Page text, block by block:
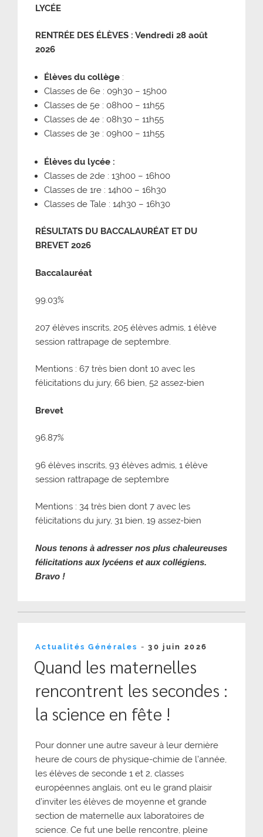
LYCÉE
RENTRÉE DES ÉLÈVES : Vendredi 28 août
2026
Élèves du collège :
Classes de 6e : 09h30 – 15h00
Classes de 5e : 08h00 – 11h55
Classes de 4e : 08h30 – 11h55
Classes de 3e : 09h00 – 11h55
Élèves du lycée :
Classes de 2de : 13h00 – 16h00
Classes de 1re : 14h00 – 16h30
Classes de Tale : 14h30 – 16h30
RÉSULTATS DU BACCALAURÉAT ET DU
BREVET 2026
Baccalauréat
99.03%
207 élèves inscrits, 205 élèves admis, 1 élève
session rattrapage de septembre.
Mentions : 67 très bien dont 10 avec les
félicitations du jury, 66 bien, 52 assez-bien
Brevet
96.87%
96 élèves inscrits, 93 élèves admis, 1 élève
session rattrapage de septembre
Mentions : 34 très bien dont 7 avec les
félicitations du jury, 31 bien, 19 assez-bien
Nous tenons à adresser nos plus chaleureuses
félicitations aux lycéens et aux collégiens.
Bravo !
Actualités Générales -Publié
30 juin 2026
Quand les maternelles
rencontrent les secondes :
la science en fête !
Pour donner une autre saveur à leur dernière
heure de cours de physique-chimie de l’année,
les élèves de seconde 1 et 2, classes
européennes anglais, ont eu le grand plaisir
d’inviter les élèves de moyenne et grande
section de maternelle aux laboratoires de
science. Ce fut une belle rencontre, pleine